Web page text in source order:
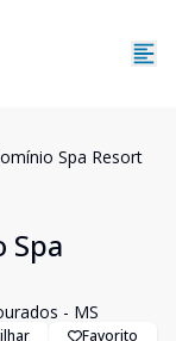
Spa Resort
Spa
- MS
Favorito